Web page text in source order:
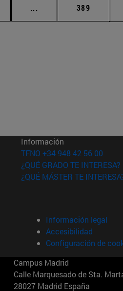
... Páginas intermedias
Página
389
ventana)
nueva ventana)
nueva ventana)
Información
TFNO +34 948 42 56 00
¿QUÉ GRADO TE INTERESA?
¿QUÉ MÁSTER TE
Información legal
Accesibilidad
Configuración de
Campus Madrid
Calle Marquesado de Sta.
28027 Madrid España